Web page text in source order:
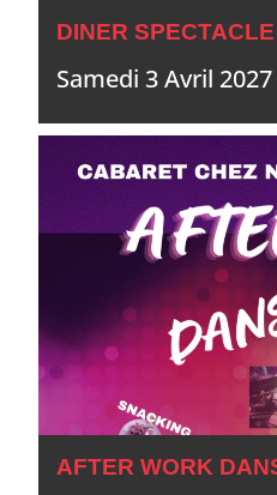
DINER SPECTACLE
Samedi 3 Avril 2027
AFTER WORK